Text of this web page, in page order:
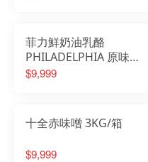
菲力鮮奶油乳酪
PHILADELPHIA 原味抹
醬
$9,999
十全赤味噌 3KG/箱
$9,999